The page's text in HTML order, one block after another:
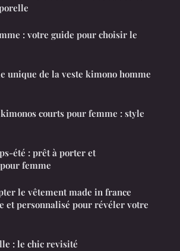
: votre guide pour choisir le
unique de la veste kimono homme
courts pour femme : style
été : prêt à porter et
femme
le vêtement made in france
et personnalisé pour révéler votre
: le chic revisité